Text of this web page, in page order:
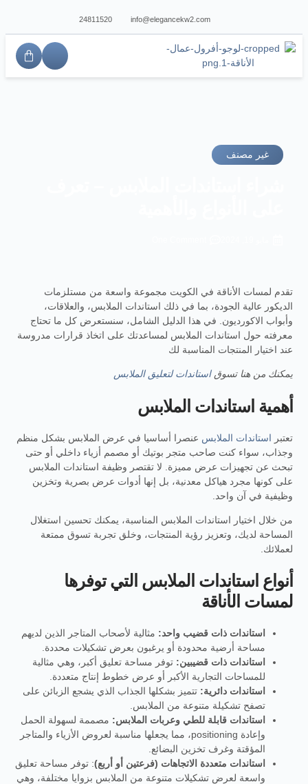
info@elegancekw2.com
24811520
غير مصنف
تقدم لمسات الأناقة في الكويت مجموعة واسعة من مستلزمات
الديكور عالية الجودة، بما في ذلك استاندات الملابس، والعلاقات،
وأبواب الاكورديون. في هذا الدليل الشامل، سنستعرض كل ما تحتاج
معرفته حول استاندات الملابس لمساعدتك على اتخاذ قرارات مدروسة
عند اختيار المنتجات المناسبة لك
يمكنك من هنا تسوقاستاندات لتعليق الملابس
أهمية استاندات الملابس
تعتبر استاندات الملابس عنصرا أساسيا في عرض الملابس بشكل منظم
وجذاب، سواء كنت صاحب متجر بوتيك أو مصمم أزياء داخلي أو حتى
تبحث عن تجهيزات عرض مميزة. لا تقتصر وظيفة استاندات الملابس
على كونها مجرد هياكل معدنية، بل إنها أدوات عرض بصرية وتخزين
وظيفية في آن واحد.
من خلال اختيار استاندات الملابس المناسبة، يمكنك تحسين استغلال
المساحة لديك، وتعزيز رؤية المنتجات، وخلق تجربة تسوق ممتعة
لعملائك.
أنواع استاندات الملابس التي توفرها
لمسات الأناقة
استاندات ذات قضيب واحد: مثالية لأصحاب المتاجر الذين لديهم
مساحة أرضية محدودة أو يرغبون بعرض تشكيلات محددة.
استاندات ذات قضيبين: توفر مساحة تعليق أكبر، وهي مثالية
للمساحات التجارية الأكبر أو عرض خطوط إنتاج متعددة.
استاندات دائرية: تتميز بشكلها الجذاب الذي يشجع الزبائن على
تصفح تشكيلة متنوعة من الملابس.
استاندات قابلة للطي وعربات الملابس: مصممة لسهولة الحمل
وإعادة positioning، مما يجعلها مناسبة لعروض الأزياء والمتاجر
المؤقتة وغرف تخزين البضائع.
استاندات متعددة الاتجاهات (فرعتين أو أربع): توفر مساحة تعليق
واسعة لعرض تشكيلات متنوعة من الملابس بزوايا مختلفة، وهي